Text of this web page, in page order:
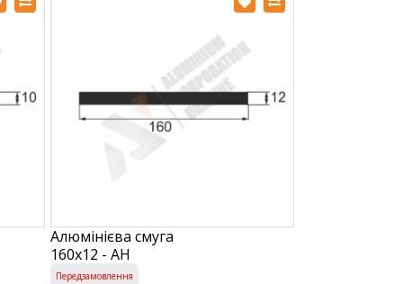
Алюмінієва смуга
160х12 - АН
Передзамовлення